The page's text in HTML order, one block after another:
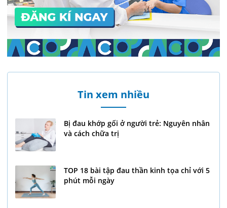
Tin xem nhiều
Bị đau khớp gối ở người trẻ: Nguyên nhân
và cách chữa trị
TOP 18 bài tập đau thần kinh tọa chỉ với 5
phút mỗi ngày